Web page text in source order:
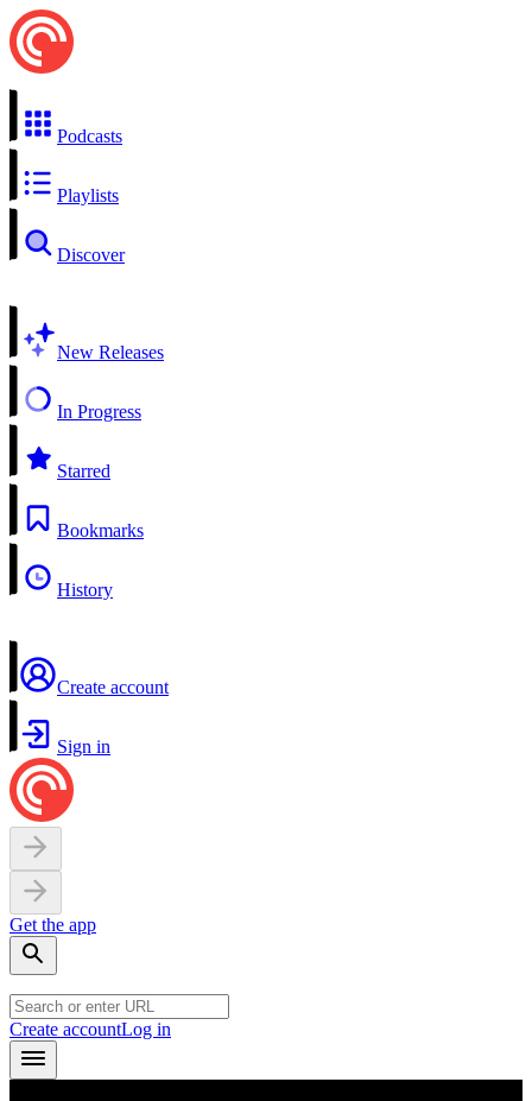
Podcasts
Playlists
Discover
New Releases
In Progress
Starred
Bookmarks
History
Create account
Sign in
Get the app
Create accountLog in